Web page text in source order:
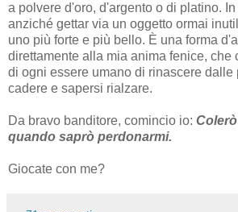
a polvere d'oro, d'argento o di platino.
anziché gettar via un oggetto ormai
uno più forte e più bello. È una forma
direttamente alla mia anima fenice, che
di ogni essere umano di rinascere dalle
cadere e sapersi rialzare.
Da bravo banditore, comincio io:
quando saprò perdonarmi.
Giocate con me?